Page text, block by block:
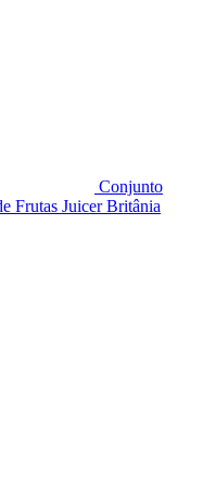
Conjunto
Frutas Juicer Britânia